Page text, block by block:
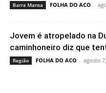
Barra Mansa FOLHA DO ACO -
Jovem é atropelado na
caminhoneiro diz que
Região FOLHA DO ACO - agosto